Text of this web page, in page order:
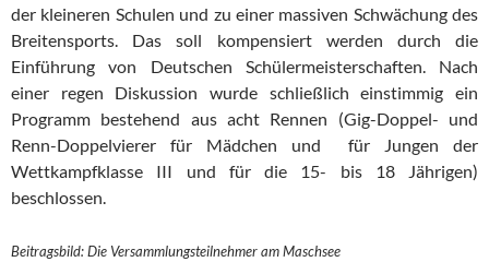
der kleineren Schulen und zu einer massiven Schwächung des
Breitensports. Das soll kompensiert werden durch die
Einführung von Deutschen Schülermeisterschaften. Nach
einer regen Diskussion wurde schließlich einstimmig ein
Programm bestehend aus acht Rennen (Gig-Doppel- und
Renn-Doppelvierer für Mädchen und für Jungen der
Wettkampfklasse III und für die 15- bis 18 Jährigen)
beschlossen.
Beitragsbild:Die Versammlungsteilnehmer am Maschsee